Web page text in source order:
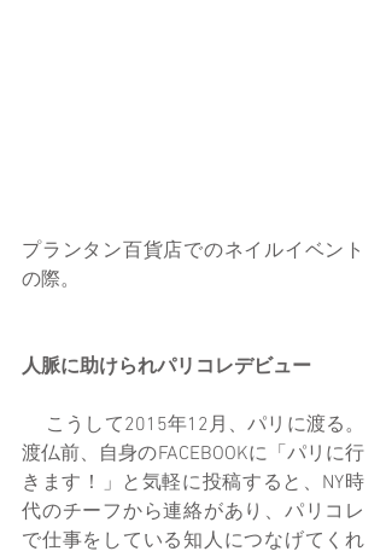
プランタン百貨店でのネイルイベント
の際。
人脈に助けられパリコレデビュー
渡仏前、自身のFACEBOOKに「パリに行
きます！」と気軽に投稿すると、NY時
代のチーフから連絡があり、パリコレ
で仕事をしている知人につなげてくれ